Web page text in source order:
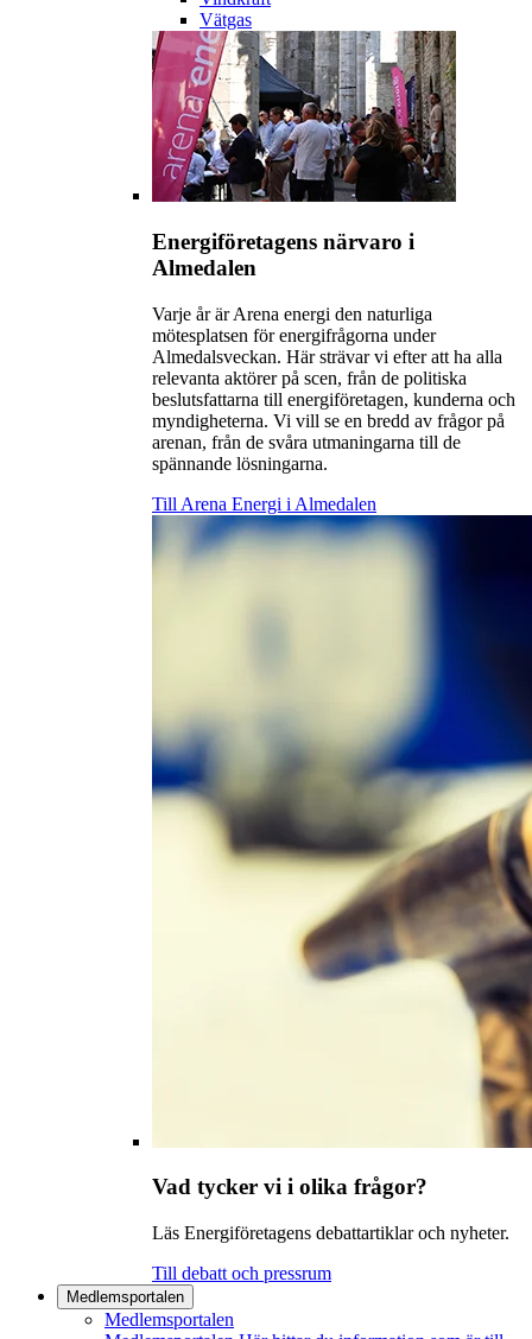
Vätgas
Energiföretagens närvaro i
Almedalen
Varje år är Arena energi den naturliga
mötesplatsen för energifrågorna under
Almedalsveckan. Här strävar vi efter att ha alla
relevanta aktörer på scen, från de politiska
beslutsfattarna till energiföretagen, kunderna och
myndigheterna. Vi vill se en bredd av frågor på
arenan, från de svåra utmaningarna till de
spännande lösningarna.
Till Arena Energi i Almedalen
Vad tycker vi i olika frågor?
Läs Energiföretagens debattartiklar och nyheter.
Till debatt och pressrum
Medlemsportalen
Medlemsportalen